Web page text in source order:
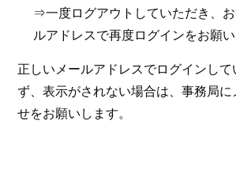
⇒一度ログアウトしていただき、
ルアドレスで再度ログインをお願い
正しいメールアドレスでログインし
ず、表示がされない場合は、事務局
せをお願いします。